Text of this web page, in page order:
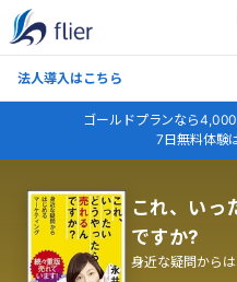
法人導入はこちら
ゴールドプランなら
7日無料体験
これ、いっ
ですか?
身近な疑問から